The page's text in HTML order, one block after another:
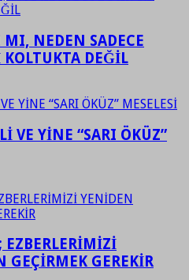
NEDEN SADECE
KOLTUKTA DEĞİL
VE YİNE “SARI ÖKÜZ”
EZBERLERİMİZİ
GEÇİRMEK GEREKİR